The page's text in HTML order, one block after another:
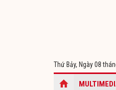
Thứ Bảy, Ngày 08